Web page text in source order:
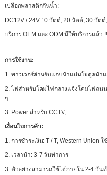
เปลือกพลาสติกกันน้ำ:
DC12V / 24V 10 วัตต์, 20 วัตต์, 30 วัตต์
บริการ OEM และ ODM มีให้บริการแล้ว
การใช้งาน:
1. พาวเวอร์สำหรับแถบนำแผ่นโมดูลนำ
2. ไฟสำหรับโคมไฟกลางแจ้งโคมไฟถ
ๆ
3. Power สำหรับ CCTV,
เงื่อนไขการค้า:
1. การชำระเงิน: T / T, Western Union ใ
2. เวลานำ: 3-7 วันทำการ
3. ตัวอย่างสามารถใช้ได้ภายใน 2-4 วัน